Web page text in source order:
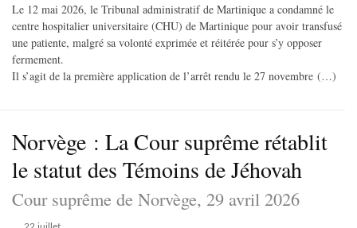
Le 12 mai 2026, le Tribunal administratif de Martinique a condamné le
centre hospitalier universitaire (CHU) de Martinique pour avoir transfusé
une patiente, malgré sa volonté exprimée et réitérée pour s’y opposer
fermement.
Il s’agit de la première application de l’arrêt rendu le 27 novembre (…)
Norvège : La Cour suprême rétablit
le statut des Témoins de Jéhovah
Cour suprême de Norvège, 29 avril 2026